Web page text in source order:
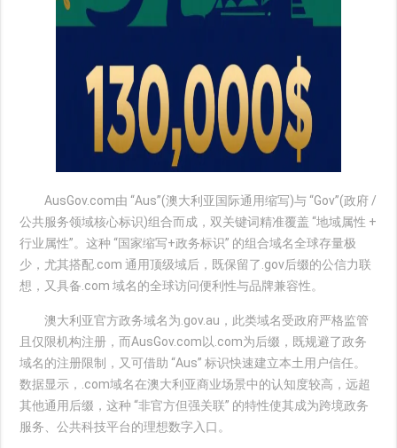
AusGov.com由 “Aus”(澳大利亚国际通用缩写)与 “Gov”(政府 /
公共服务领域核心标识)组合而成，双关键词精准覆盖 “地域属性 +
行业属性”。这种 “国家缩写+政务标识” 的组合域名全球存量极
少，尤其搭配.com 通用顶级域后，既保留了.gov后缀的公信力联
想，又具备.com 域名的全球访问便利性与品牌兼容性。
澳大利亚官方政务域名为.gov.au，此类域名受政府严格监管
且仅限机构注册，而AusGov.com以.com为后缀，既规避了政务
域名的注册限制，又可借助 “Aus” 标识快速建立本土用户信任。
数据显示，.com域名在澳大利亚商业场景中的认知度较高，远超
其他通用后缀，这种 “非官方但强关联” 的特性使其成为跨境政务
服务、公共科技平台的理想数字入口。